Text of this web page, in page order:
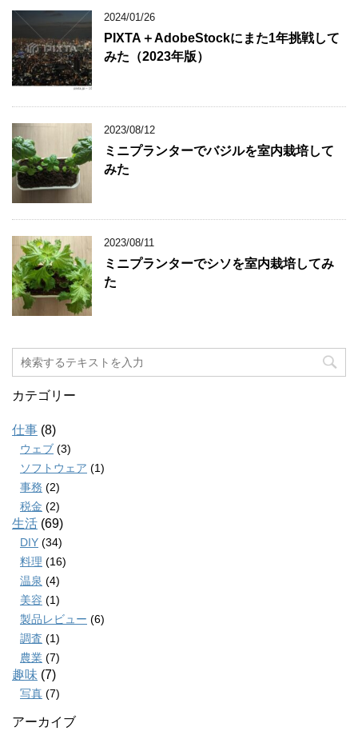
2024/01/26
PIXTA＋AdobeStockにまた1年挑戦して
みた（2023年版）
2023/08/12
ミニプランターでバジルを室内栽培して
みた
2023/08/11
ミニプランターでシソを室内栽培してみ
た
カテゴリー
仕事 (8)
ウェブ (3)
ソフトウェア (1)
事務 (2)
税金 (2)
生活 (69)
DIY (34)
料理 (16)
温泉 (4)
美容 (1)
製品レビュー (6)
調査 (1)
農業 (7)
趣味 (7)
写真 (7)
アーカイブ